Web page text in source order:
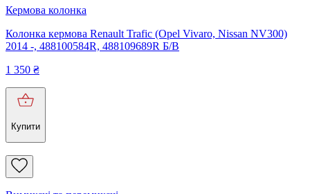
Кермова колонка
Колонка кермова Renault Trafic (Opel Vivaro, Nissan NV300)
2014 -, 488100584R, 488109689R Б/В
1 350 ₴
Купити